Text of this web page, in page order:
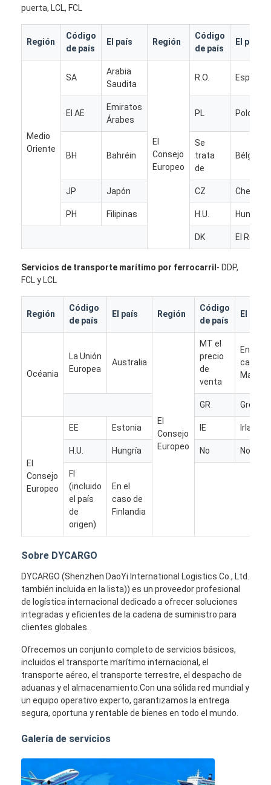
Visita a la fábrica
Control de Calidad
Carga internacional delantera
Envío DDP desde China
envío expreso
TRANSPORTE DE MERCANCÍAS POR FERROCARRIL
Enviar a Amazon
Transporte de mercancías por camión
Servicio de almacenamiento
puerta, LCL, FCL
Región
Código
de país
El país Región
Código
de país
El país
Medio
Oriente
SA
Arabia
Saudita
El
Consejo
Europeo
R.O. España
El AE
Emiratos
Árabes
PL Polonia
BH Bahréin
Se
trata
de
Bélgica
JP Japón CZ
PH Filipinas H.U. Hungría
DK El Reino
Servicios de transporte marítimo por ferrocarril - DDP,
FCL y LCL
Región
Código
de país
El país Región
Código
de país
El país
Océania
La Unión
Europea
Australia
El
Consejo
Europeo
MT el
precio
de
venta
En el
caso de
Malta
GR Grecia
El
Consejo
Europeo
EE Estonia IE Irlanda
H.U. Hungría No
FI
(incluido
el país
de
origen)
En el
caso de
Finlandia
Sobre DYCARGO
DYCARGO (Shenzhen DaoYi International Logistics Co., Ltd.
también incluida en la lista)) es un proveedor profesional
de logística internacional dedicado a ofrecer soluciones
integradas y eficientes de la cadena de suministro para
clientes globales.
Ofrecemos un conjunto completo de servicios básicos,
incluidos el transporte marítimo internacional, el
transporte aéreo, el transporte terrestre, el despacho de
aduanas y el almacenamiento.Con una sólida red mundial y
un equipo operativo experto, garantizamos la entrega
segura, oportuna y rentable de bienes en todo el mundo.
Galería de servicios